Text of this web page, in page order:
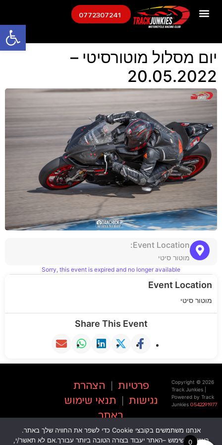
0772307241
יום מסלול מוטורסיטי –
20.05.2022
Event Location:
מוטור סיטי
Sorry, this event is expired and no longer available
Event Location
מוטור סיטי
Share This Event
Copyright © 2026
Track Junkies |
Powered by Track
Junkies 0542291977
פרטיות
הצהרת
נגישות
תנאי שימוש
באתר
0
אנחנו משתמשים בקובצי Cookie כדי לשפר את החוויה שלך באתר.
באישור השימוש –האתר יעבוד בצורה הטובה ביותר עבורך.אם לא תאשר/י,